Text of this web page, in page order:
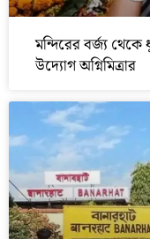
মন্দিরের বর্জ্য
উদ্যোগ অগ্নিমিত্রার